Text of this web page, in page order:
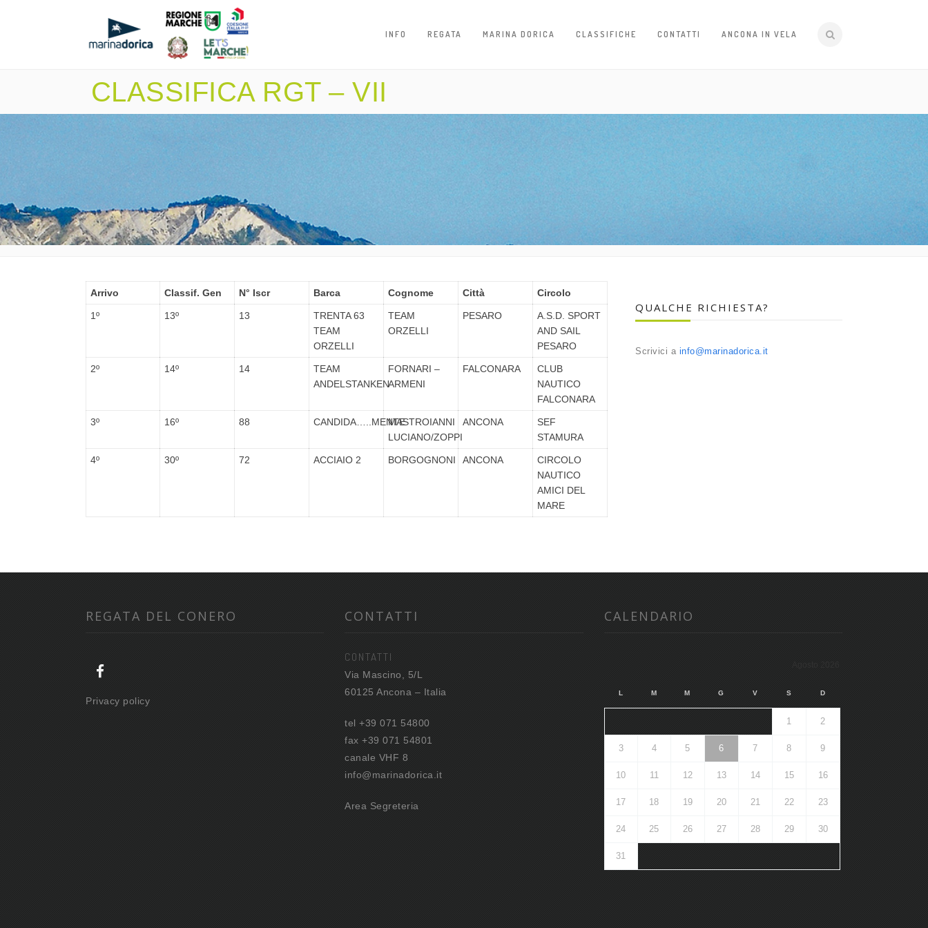
INFO REGATA MARINA DORICA CLASSIFICHE CONTATTI ANCONA IN VELA
CLASSIFICA RGT – VII
Arrivo Classif. Gen N° Iscr Barca Cognome Città Circolo
1º 13º 13
TRENTA 63
TEAM
ORZELLI
TEAM
ORZELLI
PESARO
A.S.D. SPORT
AND SAIL
PESARO
2º 14º 14
TEAM
ANDELSTANKEN
FORNARI –
ARMENI
FALCONARA
CLUB
NAUTICO
FALCONARA
3º 16º 88 CANDIDA…..MENTEMASTROIANNI
LUCIANO/ZOPPI
ANCONA
SEF
STAMURA
4º 30º 72 ACCIAIO 2 BORGOGNONI ANCONA
CIRCOLO
NAUTICO
AMICI DEL
MARE
QUALCHE RICHIESTA?
Scrivici a info@marinadorica.it
REGATA DEL CONERO
Privacy policy
CONTATTI
CONTATTI
Via Mascino, 5/L
60125 Ancona – Italia
tel +39 071 54800
fax +39 071 54801
canale VHF 8
info@marinadorica.it
Area Segreteria
CALENDARIO
L M M G V S D
1 2
3 4 5 6 7 8 9
10 11 12 13 14 15 16
17 18 19 20 21 22 23
24 25 26 27 28 29 30
31